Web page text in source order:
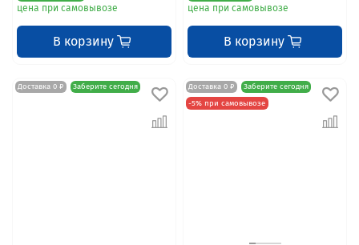
цена при самовывозе
В корзину
цена при самовывозе
В корзину
Доставка 0 ₽ Заберите сегодня Доставка 0 ₽
Заберите сегодня
-5% при самовывозе